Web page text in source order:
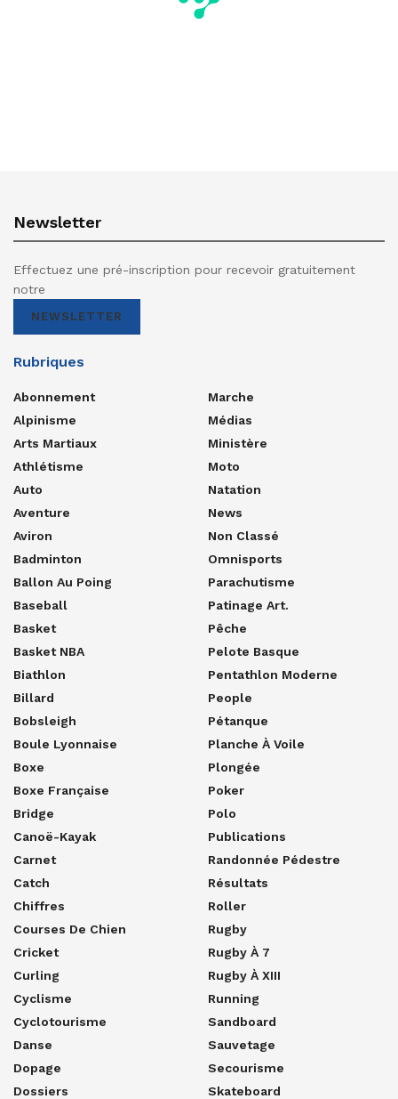
Newsletter
Effectuez une pré-inscription pour recevoir gratuitement
notre
NEWSLETTER
Rubriques
Abonnement
Alpinisme
Arts Martiaux
Athlétisme
Auto
Aventure
Aviron
Badminton
Ballon Au Poing
Baseball
Basket
Basket NBA
Biathlon
Billard
Bobsleigh
Boule Lyonnaise
Boxe
Boxe Française
Bridge
Canoë-Kayak
Carnet
Catch
Chiffres
Courses De Chien
Cricket
Curling
Cyclisme
Cyclotourisme
Danse
Dopage
Dossiers
Marche
Médias
Ministère
Moto
Natation
News
Non Classé
Omnisports
Parachutisme
Patinage Art.
Pêche
Pelote Basque
Pentathlon Moderne
People
Pétanque
Planche À Voile
Plongée
Poker
Polo
Publications
Randonnée Pédestre
Résultats
Roller
Rugby
Rugby À 7
Rugby À XIII
Running
Sandboard
Sauvetage
Secourisme
Skateboard